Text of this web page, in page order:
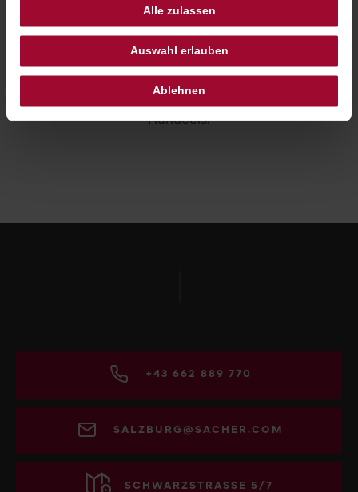
Alle zulassen
Auswahl erlauben
Ablehnen
Begleiter – die Hunde!
Unser personalisiertes Roomservice Pet’s
Hundeeis.
+43 662 889 770
SALZBURG@SACHER.COM
SCHWARZSTRASSE 5/7